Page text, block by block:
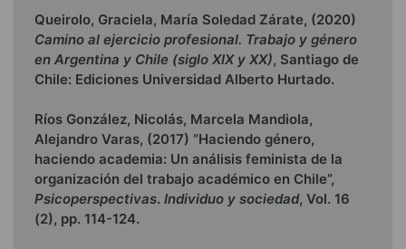
Queirolo, Graciela, María Soledad Zárate, (2020)
Camino al ejercicio profesional. Trabajo y género
en Argentina y Chile (siglo XIX y XX), Santiago de
Chile: Ediciones Universidad Alberto Hurtado.
Ríos González, Nicolás, Marcela Mandiola,
Alejandro Varas, (2017) “Haciendo género,
haciendo academia: Un análisis feminista de la
organización del trabajo académico en Chile”,
Psicoperspectivas. Individuo y sociedad, Vol. 16
(2), pp. 114-124.